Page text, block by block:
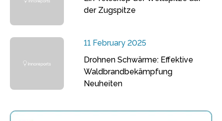
der Zugspitze
11 February 2025
Drohnen Schwärme: Effektive
Waldbrandbekämpfung
Neuheiten